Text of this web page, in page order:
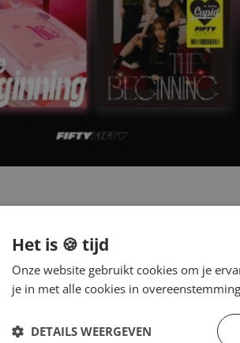
Het is 🍪 tijd
Onze website gebruikt cookies om je
je in met alle cookies in
DETAILS WEERGEVEN